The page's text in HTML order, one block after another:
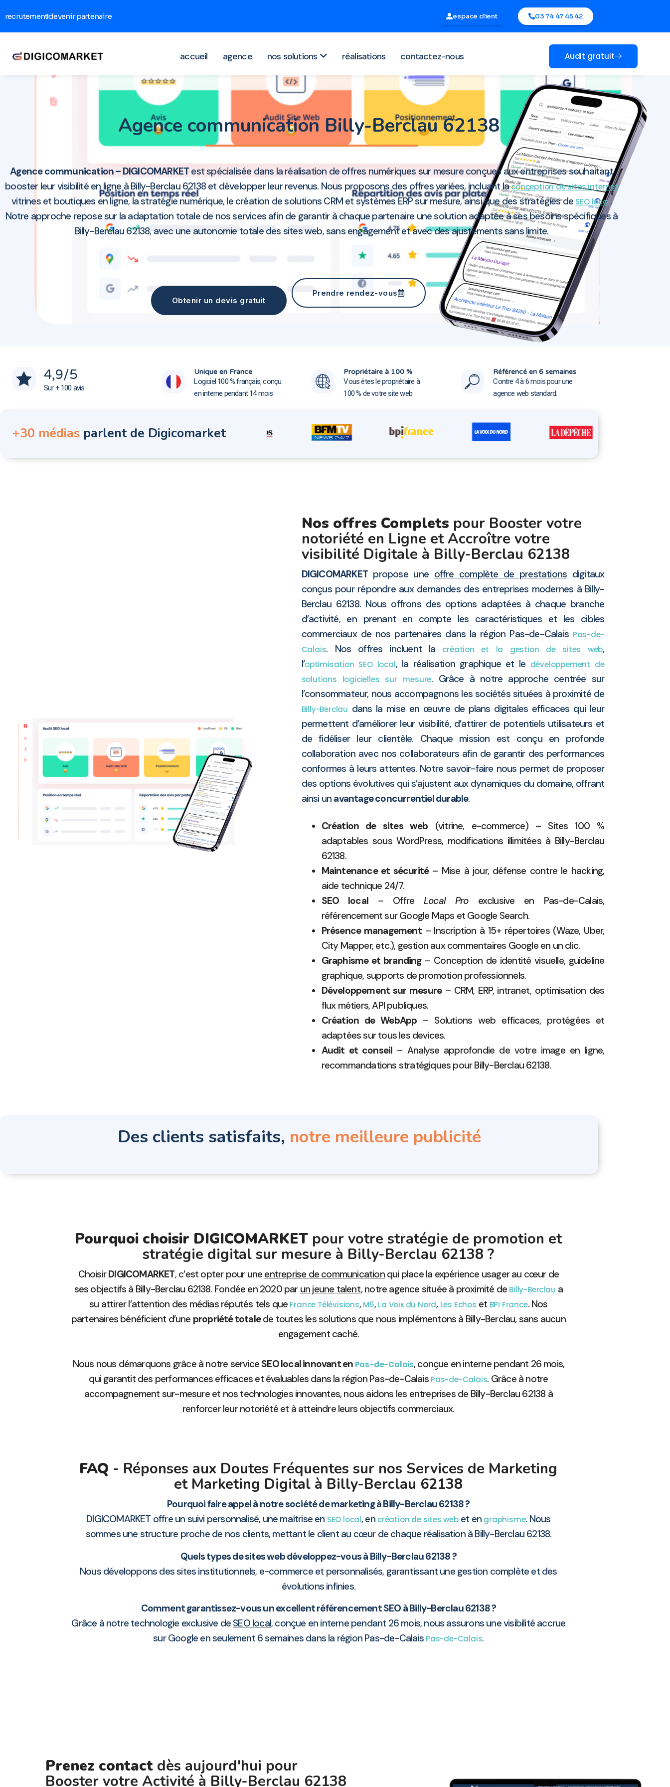
recrutementdevenir partenaire espace client 03 74 47 45 42
accueil agence nos solutions réalisations contactez-nous Audit gratuit
Agence communication Billy-Berclau 62138
Agence communication – DIGICOMARKET est spécialisée dans la réalisation de offres numériques sur mesure conçues aux entreprises souhaitant
booster leur visibilité en ligne à Billy-Berclau 62138 et développer leur revenus. Nous proposons des offres variées, incluant laconception de sites internet
vitrines et boutiques en ligne, la stratégie numérique, le création de solutions CRM et systèmes ERP sur mesure, ainsi que des stratégies de SEO local.
Notre approche repose sur la adaptation totale de nos services afin de garantir à chaque partenaire une solution adaptée à ses besoins spécifiques à
Billy-Berclau 62138, avec une autonomie totale des sites web, sans engagement et avec des ajustements sans limite.
Obtenir un devis gratuit
Agence communication Billy-Berclau 62138
Prendre rendez-vous
Agence communication Billy-Berclau 62138
4,9/5
Sur + 100 avis
Unique en France
Logiciel 100 % français, conçu
en interne pendant 14 mois
Propriétaire à 100 %
Vous êtes le propriétaire à
100 % de votre site web
Référencé en 6 semaines
Contre 4 à 6 mois pour une
agence web standard.
+30 médias parlent de Digicomarket
Nos offres Complets pour Booster votre
notoriété en Ligne et Accroître votre
visibilité Digitale à Billy-Berclau 62138
DIGICOMARKETpropose une offre complète de prestations digitaux
conçus pour répondre aux demandes des entreprises modernes à Billy-
Berclau 62138. Nous offrons des options adaptées à chaque branche
d’activité, en prenant en compte les caractéristiques et les cibles
commerciaux de nos partenaires dans la région Pas-de-Calais Pas-de-
Calais. Nos offres incluent la création et la gestion de sites web,
l’optimisation SEO local, la réalisation graphique et le développement de
solutions logicielles sur mesure. Grâce à notre approche centrée sur
l’consommateur, nous accompagnons les sociétés situées à proximité de
Billy-Berclau dans la mise en œuvre de plans digitales efficaces qui leur
permettent d’améliorer leur visibilité, d’attirer de potentiels utilisateurs et
de fidéliser leur clientèle. Chaque mission est conçu en profonde
collaboration avec nos collaborateurs afin de garantir des performances
conformes à leurs attentes. Notre savoir-faire nous permet de proposer
des options évolutives qui s’ajustent aux dynamiques du domaine, offrant
ainsi un avantage concurrentiel durable.
Création de sites web (vitrine, e-commerce) – Sites 100 %
adaptables sous WordPress, modifications illimitées à Billy-Berclau
62138.
Maintenance et sécurité– Mise à jour, défense contre le hacking,
aide technique 24/7.
SEO local – OffreLocal Proexclusive en Pas-de-Calais,
référencement sur Google Maps et Google Search.
Présence management– Inscription à 15+ répertoires (Waze, Uber,
City Mapper, etc.), gestion aux commentaires Google en un clic.
Graphisme et branding– Conception de identité visuelle, guideline
graphique, supports de promotion professionnels.
Développement sur mesure– CRM, ERP, intranet, optimisation des
flux métiers, API publiques.
Création de WebApp – Solutions web efficaces, protégées et
adaptées sur tous les devices.
Audit et conseil – Analyse approfondie de votre image en ligne,
recommandations stratégiques pour Billy-Berclau 62138.
Des clients satisfaits, notre meilleure publicité
Pourquoi choisir DIGICOMARKET pour votre stratégie de promotion et
stratégie digital sur mesure à Billy-Berclau 62138 ?
ChoisirDIGICOMARKET, c’est opter pour une entreprise de communicationqui place la expérience usager au cœur de
ses objectifs à Billy-Berclau 62138. Fondée en 2020 par un jeune talent, notre agence située à proximité de Billy-Berclau a
su attirer l’attention des médias réputés tels que France Télévisions, M6, La Voix du Nord, Les Echos et BPI France. Nos
partenaires bénéficient d’une propriété totalede toutes les solutions que nous implémentons à Billy-Berclau, sans aucun
engagement caché.
Nous nous démarquons grâce à notre service SEO local innovant en Pas-de-Calais, conçue en interne pendant 26 mois,
qui garantit des performances efficaces et évaluables dans la région Pas-de-Calais Pas-de-Calais. Grâce à notre
accompagnement sur-mesure et nos technologies innovantes, nous aidons les entreprises de Billy-Berclau 62138 à
renforcer leur notoriété et à atteindre leurs objectifs commerciaux.
FAQ - Réponses aux Doutes Fréquentes sur nos Services de Marketing
et Marketing Digital à Billy-Berclau 62138
Pourquoi faire appel à notre société de marketing à Billy-Berclau 62138 ?
DIGICOMARKET offre un suivi personnalisé, une maîtrise en SEO local, en création de sites webet en graphisme. Nous
sommes une structure proche de nos clients, mettant le client au cœur de chaque réalisation à Billy-Berclau 62138.
Quels types de sites web développez-vous à Billy-Berclau 62138 ?
Nous développons des sites institutionnels, e-commerce et personnalisés, garantissant une gestion complète et des
évolutions infinies.
Comment garantissez-vous un excellent référencement SEO à Billy-Berclau 62138 ?
Grâce à notre technologie exclusive de SEO local, conçue en interne pendant 26 mois, nous assurons une visibilité accrue
sur Google en seulement 6 semaines dans la région Pas-de-Calais Pas-de-Calais.
Prenez contact dès aujourd'hui pour
Booster votre Activité à Billy-Berclau 62138